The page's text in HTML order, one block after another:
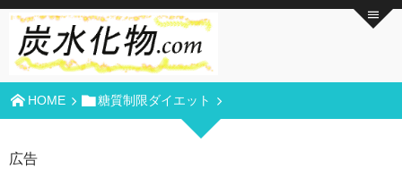
HOME 糖質制限ダイエット
広告